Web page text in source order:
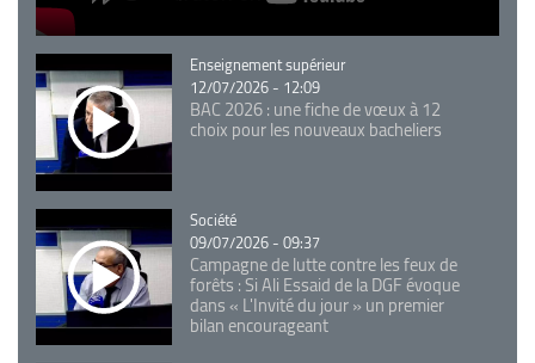
Catégorie
Enseignement supérieur
12/07/2026 - 12:09
BAC 2026 : une fiche de vœux à 12
choix pour les nouveaux bacheliers
Catégorie
Société
09/07/2026 - 09:37
Campagne de lutte contre les feux de
forêts : Si Ali Essaid de la DGF évoque
dans « L'Invité du jour » un premier
bilan encourageant